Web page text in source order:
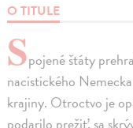
O TITULE
Spojené štáty
nacistického
krajiny. Otroctvo je
podarilo prežiť, sa